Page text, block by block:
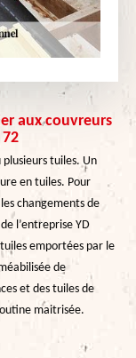
aux couvreurs
tuiles. Un
en tuiles. Pour
changements de
l’entreprise YD
emportées par le
de
et des tuiles de
maitrisée.